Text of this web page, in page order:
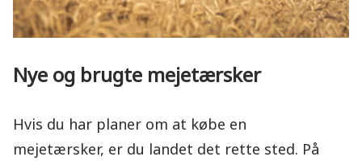
Nye og brugte mejetærsker
Hvis du har planer om at købe en
mejetærsker, er du landet det rette sted. På